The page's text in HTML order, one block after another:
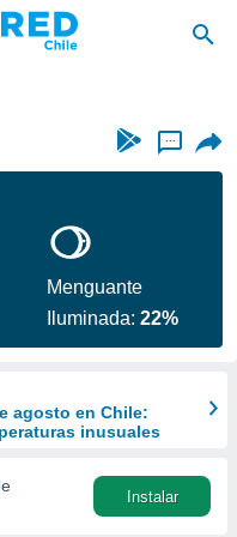
...
Menguante
Iluminada:22%
agosto en Chile:
inusuales
Instalar